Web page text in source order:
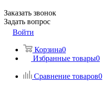
Заказать звонок
Задать вопрос
Войти
Корзина0
Избранные товары0
Сравнение товаров0